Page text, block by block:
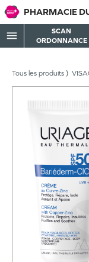
PHARMACIE
menu
SCAN
ORDONNANCE
Tous les produits